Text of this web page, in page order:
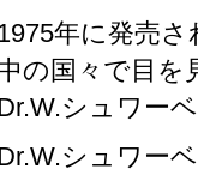
年に発売
の国々で目を
シュワー
シュワー